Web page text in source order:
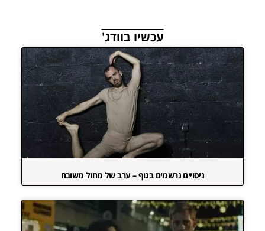
עכשיו בוודג'
ניסויים נרשמים בגוף – ערב של מחול משובח